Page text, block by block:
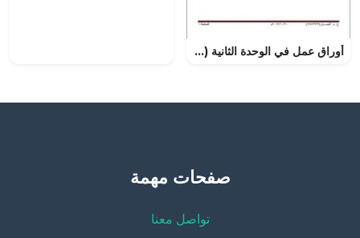
أوراق عمل في الوحدة الثانية (أجوبة) (اجتماعيات) السادس
صفحات مهمة
تواصل معنا